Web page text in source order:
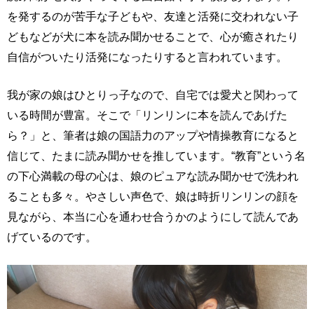
を発するのが苦手な子どもや、友達と活発に交われない子
どもなどが犬に本を読み聞かせることで、心が癒されたり
自信がついたり活発になったりすると言われています。
我が家の娘はひとりっ子なので、自宅では愛犬と関わって
いる時間が豊富。そこで「リンリンに本を読んであげた
ら？」と、筆者は娘の国語力のアップや情操教育になると
信じて、たまに読み聞かせを推しています。“教育”という名
の下心満載の母の心は、娘のピュアな読み聞かせで洗われ
ることも多々。やさしい声色で、娘は時折リンリンの顔を
見ながら、本当に心を通わせ合うかのようにして読んであ
げているのです。